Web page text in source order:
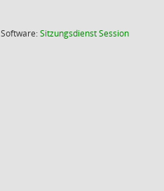
Software:SitzungsdienstSession(Wird in